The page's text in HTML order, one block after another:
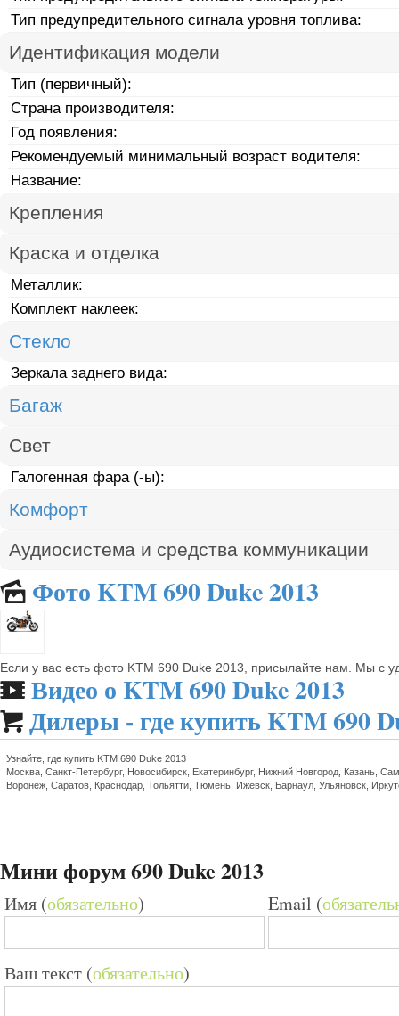
Тип предупредительного сигнала уровня топлива:
Идентификация модели
Тип (первичный):
Страна производителя:
Год появления:
Рекомендуемый минимальный возраст водителя:
Название:
Крепления
Краска и отделка
Металлик:
Комплект наклеек:
Стекло
Зеркала заднего вида:
Багаж
Свет
Галогенная фара (-ы):
Комфорт
Аудиосистема и средства коммуникации
🌄 Фото KTM 690 Duke 2013
Если у вас есть фото KTM 690 Duke 2013, присылайте нам. Мы с
🎬 Видео о KTM 690 Duke 2013
 Дилеры - где купить KTM 690
Узнайте, где купить KTM 690 Duke 2013
Москва, Санкт-Петербург, Новосибирск, Екатеринбург, Нижний Новгород, Казань,
Воронеж, Саратов, Краснодар, Тольятти, Тюмень, Ижевск, Барнаул, Ульяновск,
Мини форум 690 Duke 2013
Имя (обязательно) Email (
Ваш текст (обязательно)